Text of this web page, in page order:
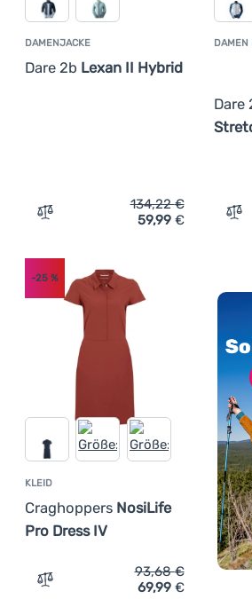
DAMENJACKE
Dare 2b Lexan II Hybrid
Zum Vergleich 'Damenjacke
134,22€
59,99 €
DAMEN
Dare
KLEID
Craghoppers NosiLife
Pro Dress IV
-25 %
Zum Vergleich 'Kleid
93,68€
69,99 €